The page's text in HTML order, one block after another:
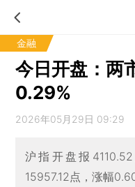
金融
今日开盘：两
0.29%
2026年05月29日 09:29
沪指开盘报
15957.12点，涨幅